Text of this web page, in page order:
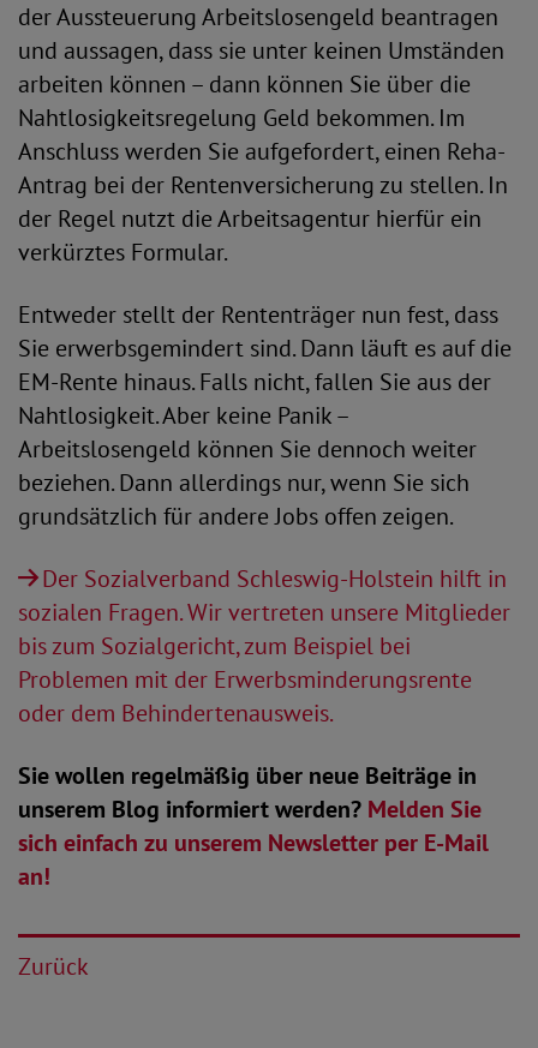
der Aussteuerung Arbeitslosengeld beantragen
und aussagen, dass sie unter keinen Umständen
arbeiten können – dann können Sie über die
Nahtlosigkeitsregelung Geld bekommen. Im
Anschluss werden Sie aufgefordert, einen Reha-
Antrag bei der Rentenversicherung zu stellen. In
der Regel nutzt die Arbeitsagentur hierfür ein
verkürztes Formular.
Entweder stellt der Rententräger nun fest, dass
Sie erwerbsgemindert sind. Dann läuft es auf die
EM-Rente hinaus. Falls nicht, fallen Sie aus der
Nahtlosigkeit. Aber keine Panik –
Arbeitslosengeld können Sie dennoch weiter
beziehen. Dann allerdings nur, wenn Sie sich
grundsätzlich für andere Jobs offen zeigen.
Der Sozialverband Schleswig-Holstein hilft in
sozialen Fragen. Wir vertreten unsere Mitglieder
bis zum Sozialgericht, zum Beispiel bei
Problemen mit der Erwerbsminderungsrente
oder dem Behindertenausweis.
Sie wollen regelmäßig über neue Beiträge in
unserem Blog informiert werden? Melden Sie
sich einfach zu unserem Newsletter per E-Mail
an!
Zurück